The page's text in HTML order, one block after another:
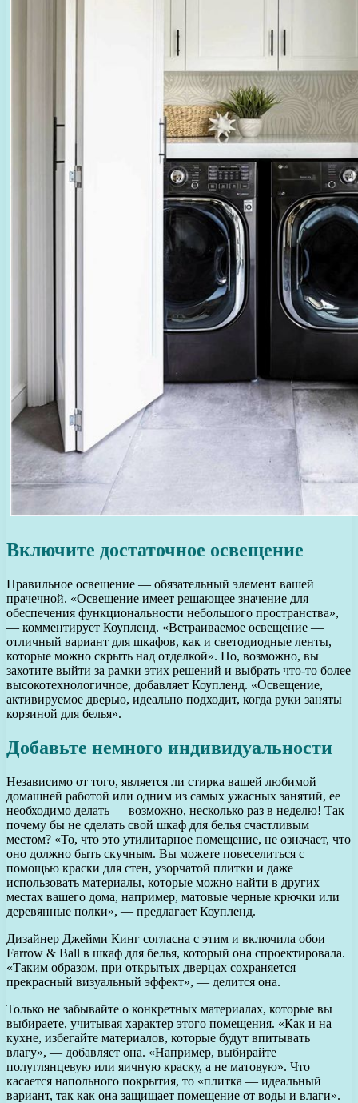
Включите достаточное освещение
Правильное освещение — обязательный элемент вашей
прачечной. «Освещение имеет решающее значение для
обеспечения функциональности небольшого пространства»,
— комментирует Коупленд. «Встраиваемое освещение —
отличный вариант для шкафов, как и светодиодные ленты,
которые можно скрыть над отделкой». Но, возможно, вы
захотите выйти за рамки этих решений и выбрать что-то более
высокотехнологичное, добавляет Коупленд. «Освещение,
активируемое дверью, идеально подходит, когда руки заняты
корзиной для белья».
Добавьте немного индивидуальности
Независимо от того, является ли стирка вашей любимой
домашней работой или одним из самых ужасных занятий, ее
необходимо делать — возможно, несколько раз в неделю! Так
почему бы не сделать свой шкаф для белья счастливым
местом? «То, что это утилитарное помещение, не означает, что
оно должно быть скучным. Вы можете повеселиться с
помощью краски для стен, узорчатой плитки и даже
использовать материалы, которые можно найти в других
местах вашего дома, например, матовые черные крючки или
деревянные полки», — предлагает Коупленд.
Дизайнер Джейми Кинг согласна с этим и включила обои
Farrow & Ball в шкаф для белья, который она спроектировала.
«Таким образом, при открытых дверцах сохраняется
прекрасный визуальный эффект», — делится она.
Только не забывайте о конкретных материалах, которые вы
выбираете, учитывая характер этого помещения. «Как и на
кухне, избегайте материалов, которые будут впитывать
влагу», — добавляет она. «Например, выбирайте
полуглянцевую или яичную краску, а не матовую». Что
касается напольного покрытия, то «плитка — идеальный
вариант, так как она защищает помещение от воды и влаги».